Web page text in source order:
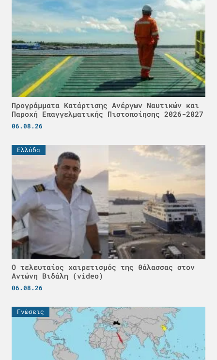
Προγράμματα Κατάρτισης Ανέργων Ναυτικών και
Παροχή Επαγγελματικής Πιστοποίησης 2026-2027
06.08.26
Ελλάδα
Ο τελευταίος χαιρετισμός της θάλασσας στον
Αντώνη Βιδάλη (video)
06.08.26
Γνώσεις